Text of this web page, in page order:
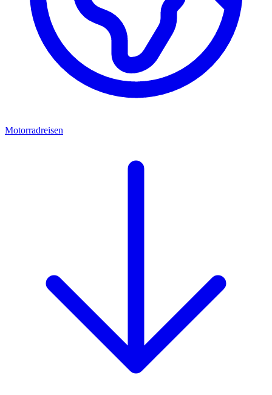
Motorradreisen